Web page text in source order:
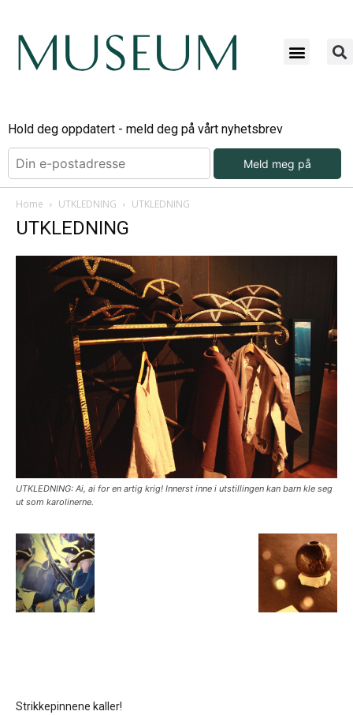
Hold deg oppdatert - meld deg på vårt nyhetsbrev
Meld meg på
Home UTKLEDNING UTKLEDNING
UTKLEDNING
UTKLEDNING: Ai, ai for en artig krig! Innerst inne i utstillingen kan barn kle seg
ut som karolinerne.
Strikkepinnene kaller!